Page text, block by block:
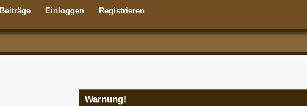
Beiträge Einloggen Registrieren
Warnung!